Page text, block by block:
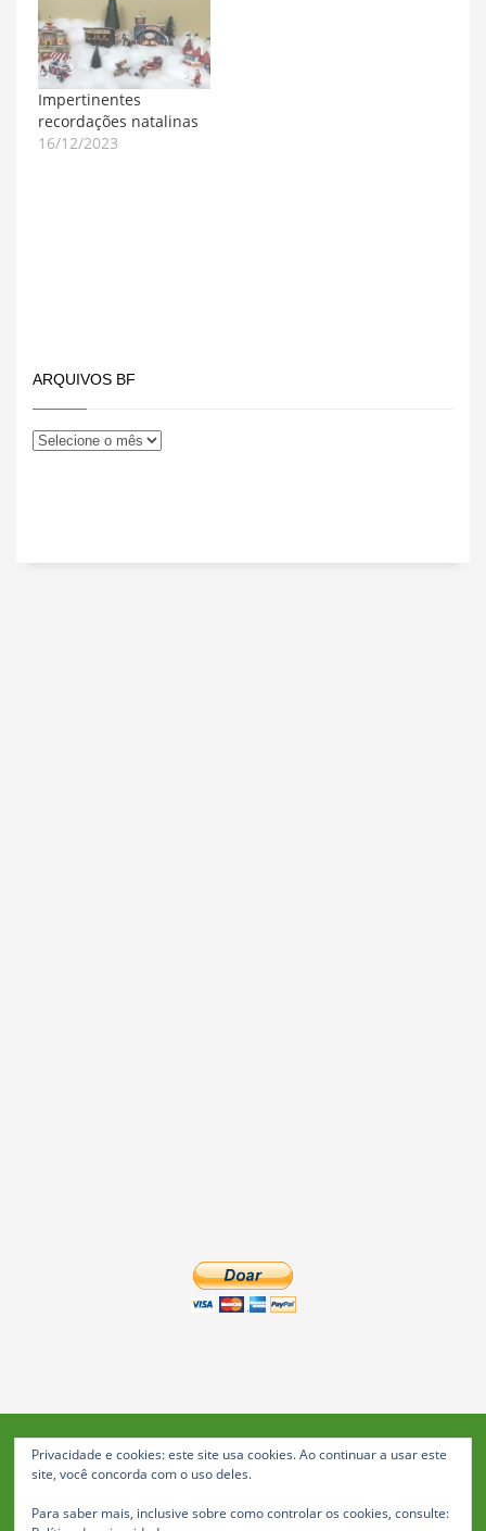
Impertinentes
recordações natalinas
16/12/2023
ARQUIVOS BF
Blog da Feira: Jornal de Notícias de Feira de Santana
Privacidade e cookies: este site usa cookies. Ao continuar a usar este
site, você concorda com o uso deles.
Para saber mais, inclusive sobre como controlar os cookies, consulte: